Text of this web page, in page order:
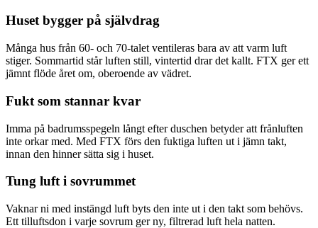
Huset bygger på självdrag
Många hus från 60- och 70-talet ventileras bara av att varm luft
stiger. Sommartid står luften still, vintertid drar det kallt. FTX ger ett
jämnt flöde året om, oberoende av vädret.
Fukt som stannar kvar
Imma på badrumsspegeln långt efter duschen betyder att frånluften
inte orkar med. Med FTX förs den fuktiga luften ut i jämn takt,
innan den hinner sätta sig i huset.
Tung luft i sovrummet
Vaknar ni med instängd luft byts den inte ut i den takt som behövs.
Ett tilluftsdon i varje sovrum ger ny, filtrerad luft hela natten.